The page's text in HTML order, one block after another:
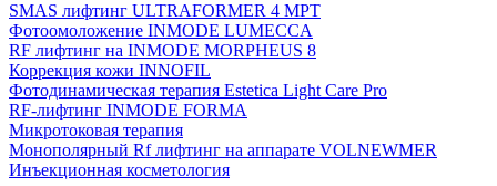
SMAS лифтинг ULTRAFORMER 4 MРТ
Фотоомоложение INMODE LUMECCA
RF лифтинг на INMODE MORPHEUS 8
Коррекция кожи INNOFIL
Фотодинамическая терапия Estetica Light Care Pro
RF-лифтинг INMODE FORMA
Микротоковая терапия
Монополярный Rf лифтинг на аппарате VOLNEWMER
Инъекционная косметология